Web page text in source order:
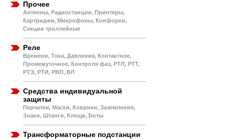
Прочее
Антенны, Радиостанции, Принтеры,
Картриджи, Микрофоны, Конфорки,
Секции троллейные
Реле
Времени, Тока, Давления, Контактное,
Промежуточное, Контроля фаз, РТЛ, РТТ,
РТЭ, РТИ, РВП, ВЛ
Средства индивидуальной
защиты
Перчатки, Маски, Коврики, Заземления,
Знаки, Штанги, Клещи, Боты
Трансформаторные подстанции